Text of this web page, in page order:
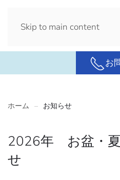
Skip to main content
お
ホーム お知らせ
2026年 お盆・
せ